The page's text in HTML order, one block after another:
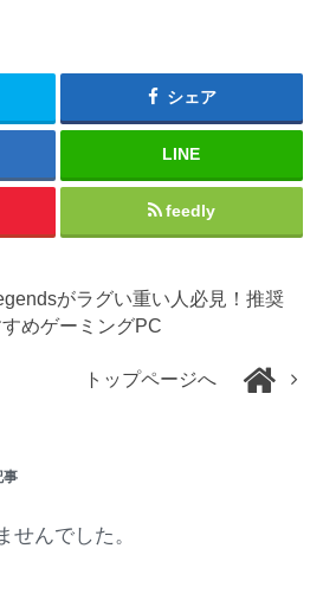
シェア
LINE
feedly
がラグい重い人必見！推奨
めゲーミングPC
トップページへ
事
せんでした。